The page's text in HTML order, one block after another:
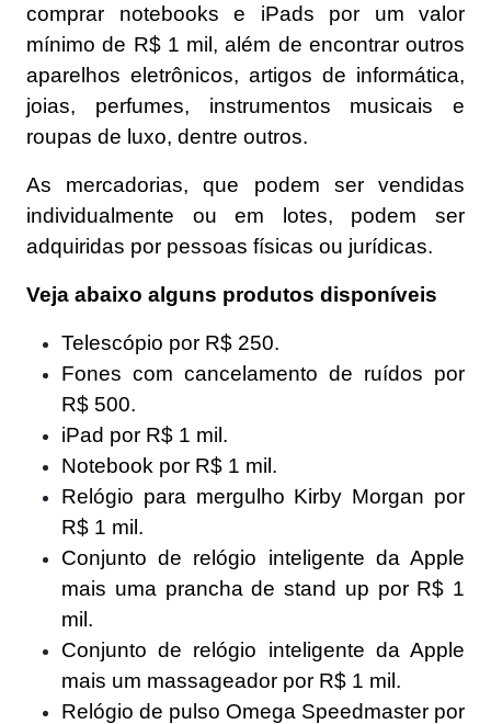
comprar notebooks e iPads por um valor
mínimo de R$ 1 mil, além de encontrar outros
aparelhos eletrônicos, artigos de informática,
joias, perfumes, instrumentos musicais e
roupas de luxo, dentre outros.
As mercadorias, que podem ser vendidas
individualmente ou em lotes, podem ser
adquiridas por pessoas físicas ou jurídicas.
Veja abaixo alguns produtos disponíveis
Telescópio por R$ 250.
Fones com cancelamento de ruídos por
R$ 500.
iPad por R$ 1 mil.
Notebook por R$ 1 mil.
Relógio para mergulho Kirby Morgan por
R$ 1 mil.
Conjunto de relógio inteligente da Apple
mais uma prancha de stand up por R$ 1
mil.
Conjunto de relógio inteligente da Apple
mais um massageador por R$ 1 mil.
Relógio de pulso Omega Speedmaster por